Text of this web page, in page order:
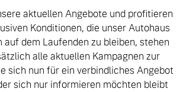
Sie erhalten bei uns eine
Vielzahl von Original
Volvo Winter- und
Sommer Kompletträder.
aktuellen Angebote und profitieren
Konditionen, die unser Autohaus
auf dem Laufenden zu bleiben, stehen
alle aktuellen Kampagnen zur
sich nun für ein verbindliches Angebot
sich nur informieren möchten bleibt